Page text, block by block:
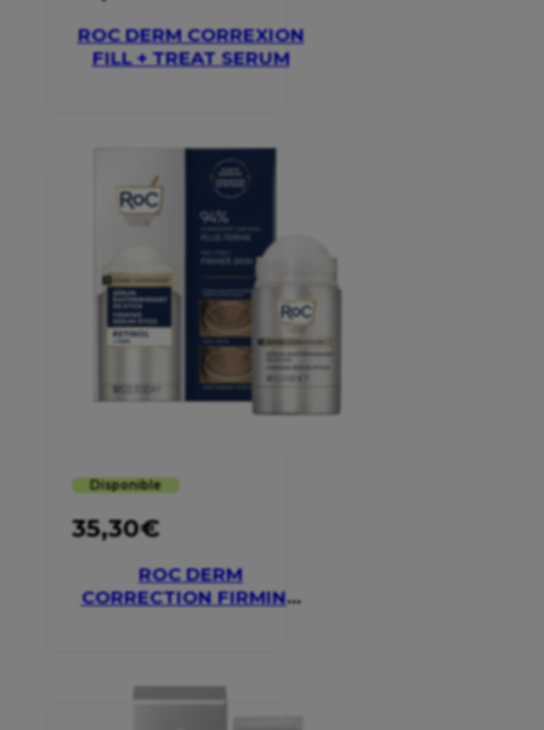
ROC DERM CORREXION
FILL + TREAT SERUM
Disponible
35,30€
ROC DERM
CORRECTION FIRMING